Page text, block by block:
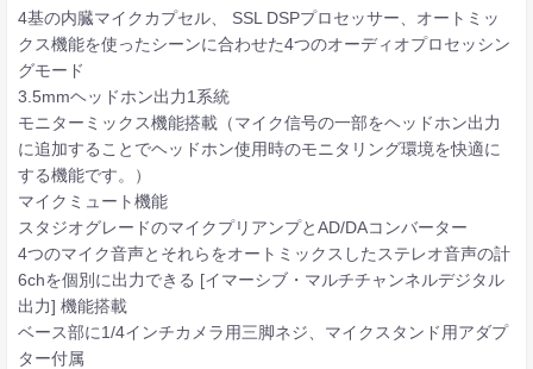
4基の内臓マイクカプセル、 SSL DSPプロセッサー、オートミッ
クス機能を使ったシーンに合わせた4つのオーディオプロセッシン
グモード
3.5mmヘッドホン出力1系統
モニターミックス機能搭載（マイク信号の一部をヘッドホン出力
に追加することでヘッドホン使用時のモニタリング環境を快適に
する機能です。）
マイクミュート機能
スタジオグレードのマイクプリアンプとAD/DAコンバーター
4つのマイク音声とそれらをオートミックスしたステレオ音声の計
6chを個別に出力できる [イマーシブ・マルチチャンネルデジタル
出力] 機能搭載
ベース部に1/4インチカメラ用三脚ネジ、マイクスタンド用アダプ
ター付属